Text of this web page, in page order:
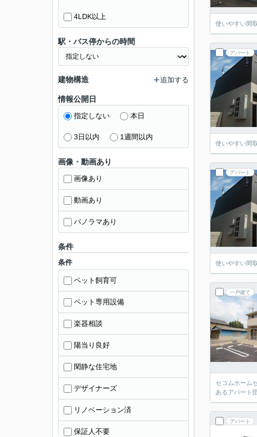
使いやすい間
アパート
使いやすい間
アパート
使いやすい間
一戸建て
セコムホーム
あるアパート
アパート
4LDK以上
駅・バス停からの時間
建物構造 追加する
情報公開日
指定しない 本日
3日以内 1週間以内
画像・動画あり
画像あり
動画あり
パノラマあり
条件
条件
ペット飼育可
ペット専用設備
楽器相談
陽当り良好
閑静な住宅地
デザイナーズ
リノベーション済
保証人不要